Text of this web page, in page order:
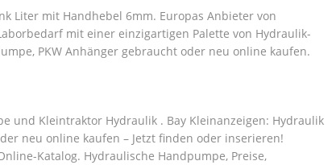
Liter mit Handhebel 6mm. Europas Anbieter von
mit einer einzigartigen Palette von Hydraulik-
PKW Anhänger gebraucht oder neu online kaufen.
und Kleintraktor Hydraulik . Bay Kleinanzeigen: Hydraulik
neu online kaufen – Jetzt finden oder inserieren!
Katalog. Hydraulische Handpumpe, Preise,